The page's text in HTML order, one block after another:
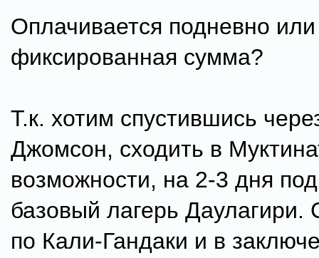
Оплачивается подневно или
фиксированная сумма?
Т.к. хотим спустившись
Джомсон, сходить в
возможности, на 2-3 дня
базовый лагерь Даулагири.
по Кали-Гандаки и в